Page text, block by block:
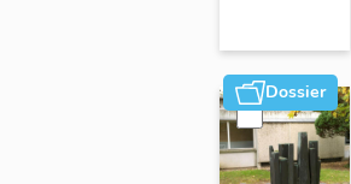
Dossier